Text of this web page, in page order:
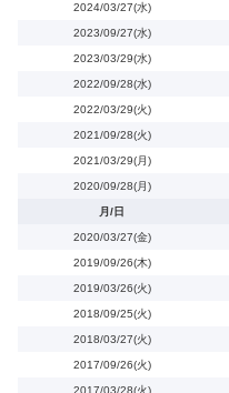
2024/03/27(水)
2023/09/27(水)
2023/03/29(水)
2022/09/28(水)
2022/03/29(火)
2021/09/28(火)
2021/03/29(月)
2020/09/28(月)
月/日
2020/03/27(金)
2019/09/26(木)
2019/03/26(火)
2018/09/25(火)
2018/03/27(火)
2017/09/26(火)